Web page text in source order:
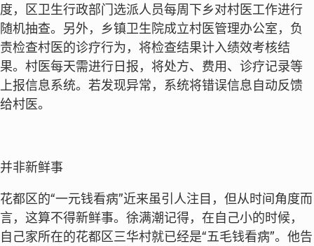
度，区卫生行政部门选派人员每周下乡对村医工作进行
随机抽查。另外，乡镇卫生院成立村医管理办公室，负
责检查村医的诊疗行为，将检查结果计入绩效考核结
果。村医每天需进行日报，将处方、费用、诊疗记录等
上报信息系统。若发现异常，系统将错误信息自动反馈
给村医。
并非新鲜事
花都区的“一元钱看病”近来虽引人注目，但从时间角度而
言，这算不得新鲜事。徐满潮记得，在自己小的时候，
自己家所在的花都区三华村就已经是“五毛钱看病”。他告